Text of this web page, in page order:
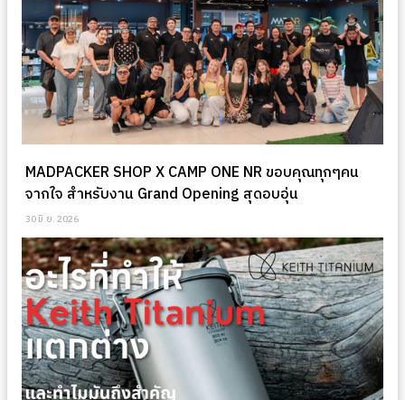
MADPACKER SHOP X CAMP ONE NR ขอบคุณทุกๆคน
จากใจ สำหรับงาน Grand Opening สุดอบอุ่น
30 มิ.ย. 2026